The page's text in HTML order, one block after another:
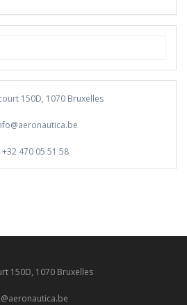
150D, 1070 Bruxelles
+32 470 05 51 58
150D, 1070 Bruxelles